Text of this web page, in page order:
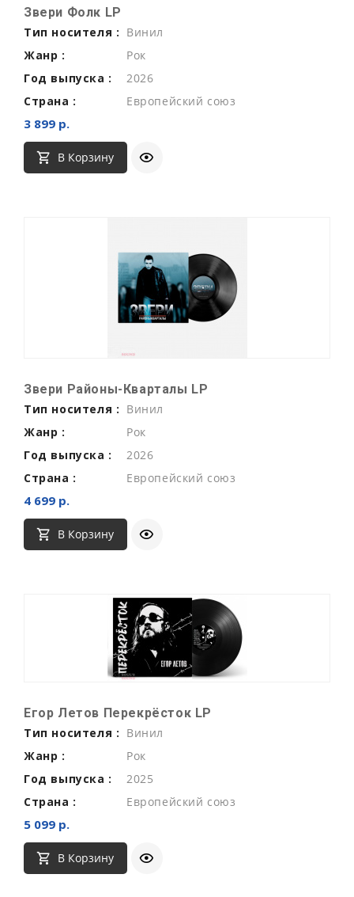
Звери Фолк LP
Тип носителя : Винил
Жанр :
Рок
Год выпуска :
2026
Страна :
Европейский союз
3 899 р.
В Корзину
Звери Районы-Кварталы LP
Тип носителя : Винил
Жанр :
Рок
Год выпуска :
2026
Страна :
Европейский союз
4 699 р.
В Корзину
Егор Летов Перекрёсток LP
Тип носителя : Винил
Жанр :
Рок
Год выпуска :
2025
Страна :
Европейский союз
5 099 р.
В Корзину